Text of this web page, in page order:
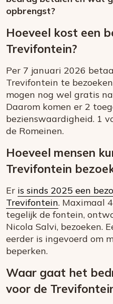
opbrengst?
Hoeveel kost een
Trevifontein?
Per 7 januari 2026
Trevifontein te
mogen nog wel gratis
Daarom komen er 2
bezienswaardigheid. 1
de Romeinen.
Hoeveel mensen
Trevifontein
Er is sinds 2025 een
Trevifontein. Maximaal
tegelijk de fontein,
Nicola Salvi, bezoeken.
eerder is ingevoerd om
beperken.
Waar gaat het
voor de